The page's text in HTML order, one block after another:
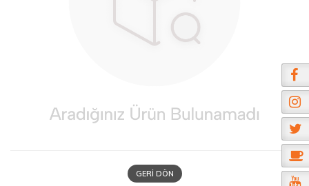
GERI DÖN